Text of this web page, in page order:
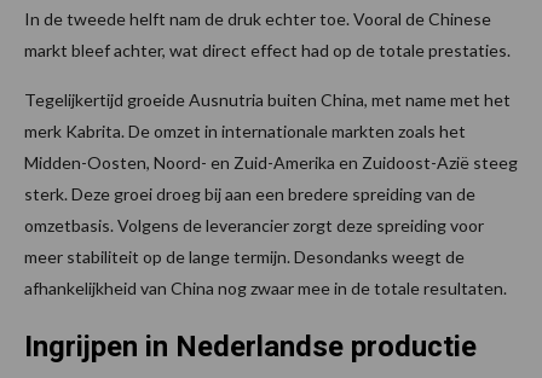
In de tweede helft nam de druk echter toe. Vooral de Chinese
markt bleef achter, wat direct effect had op de totale prestaties.
Tegelijkertijd groeide Ausnutria buiten China, met name met het
merk Kabrita. De omzet in internationale markten zoals het
Midden-Oosten, Noord- en Zuid-Amerika en Zuidoost-Azië steeg
sterk. Deze groei droeg bij aan een bredere spreiding van de
omzetbasis. Volgens de leverancier zorgt deze spreiding voor
meer stabiliteit op de lange termijn. Desondanks weegt de
afhankelijkheid van China nog zwaar mee in de totale resultaten.
Ingrijpen in Nederlandse productie